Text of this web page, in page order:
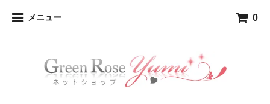
メニュー 0